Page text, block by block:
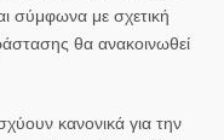
σύμφωνα με σχετική
θα ανακοινωθεί
κανονικά για την